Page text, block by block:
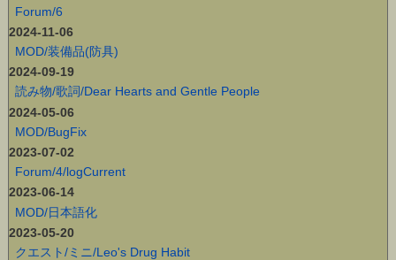
Forum/6
2024-11-06
MOD/装備品(防具)
2024-09-19
読み物/歌詞/Dear Hearts and Gentle People
2024-05-06
MOD/BugFix
2023-07-02
Forum/4/logCurrent
2023-06-14
MOD/日本語化
2023-05-20
クエスト/ミニ/Leo's Drug Habit